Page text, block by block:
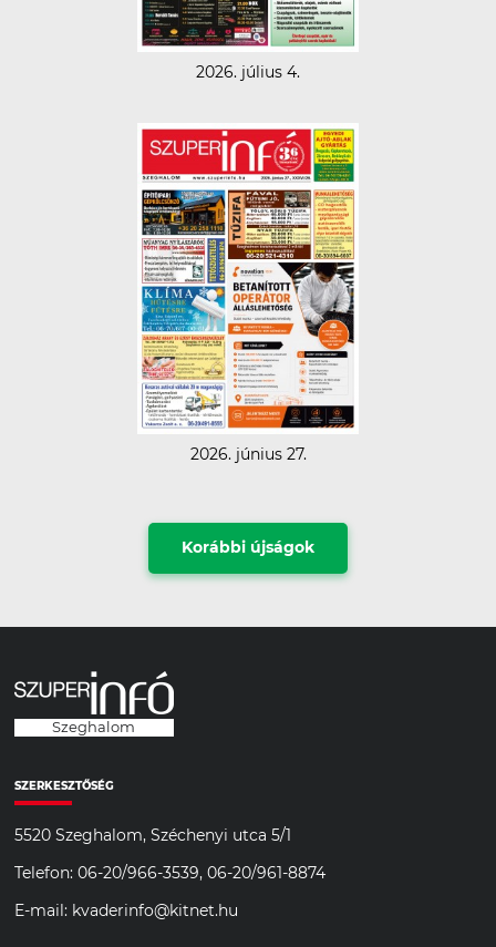
2026. július 4.
2026. június 27.
Korábbi újságok
Szeghalom
SZERKESZTŐSÉG
5520 Szeghalom, Széchenyi utca 5/1
Telefon: 06-20/966-3539, 06-20/961-8874
E-mail: kvaderinfo@kitnet.hu